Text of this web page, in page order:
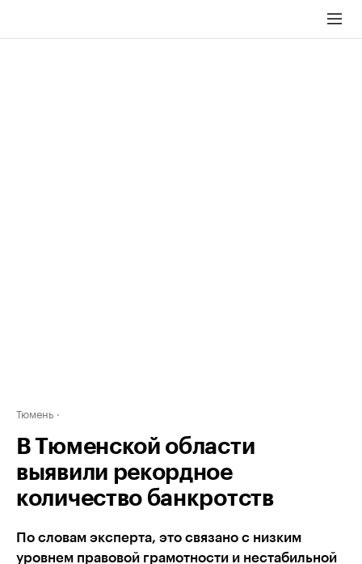
Тюмень
В Тюменской области
выявили рекордное
количество банкротств
По словам эксперта, это связано с низким
уровнем правовой грамотности и нестабильной